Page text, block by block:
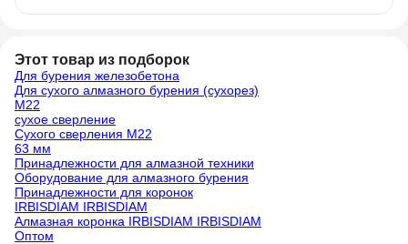
Этот товар из подборок
Для бурения железобетона
Для сухого алмазного бурения (сухорез)
М22
сухое сверление
Сухого сверления М22
63 мм
Принадлежности для алмазной техники
Оборудование для алмазного бурения
Принадлежности для коронок
IRBISDIAM IRBISDIAM
Алмазная коронка IRBISDIAM IRBISDIAM
Оптом